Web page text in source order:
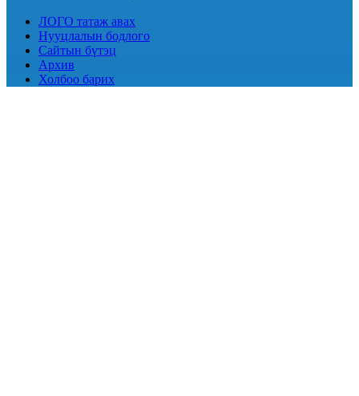
ЛОГО татаж авах
Нууцлалын бодлого
Сайтын бүтэц
Архив
Холбоо барих